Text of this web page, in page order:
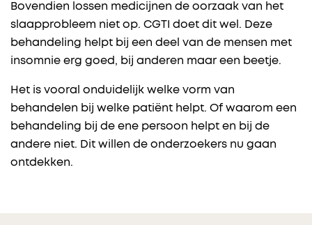
Bovendien lossen medicijnen de oorzaak van het
slaapprobleem niet op. CGTI doet dit wel. Deze
behandeling helpt bij een deel van de mensen met
insomnie erg goed, bij anderen maar een beetje.
Het is vooral onduidelijk welke vorm van
behandelen bij welke patiënt helpt. Of waarom een
behandeling bij de ene persoon helpt en bij de
andere niet. Dit willen de onderzoekers nu gaan
ontdekken.